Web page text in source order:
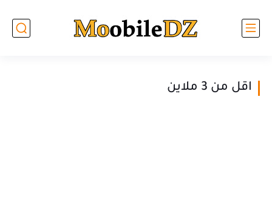
اقل من 3 ملاين